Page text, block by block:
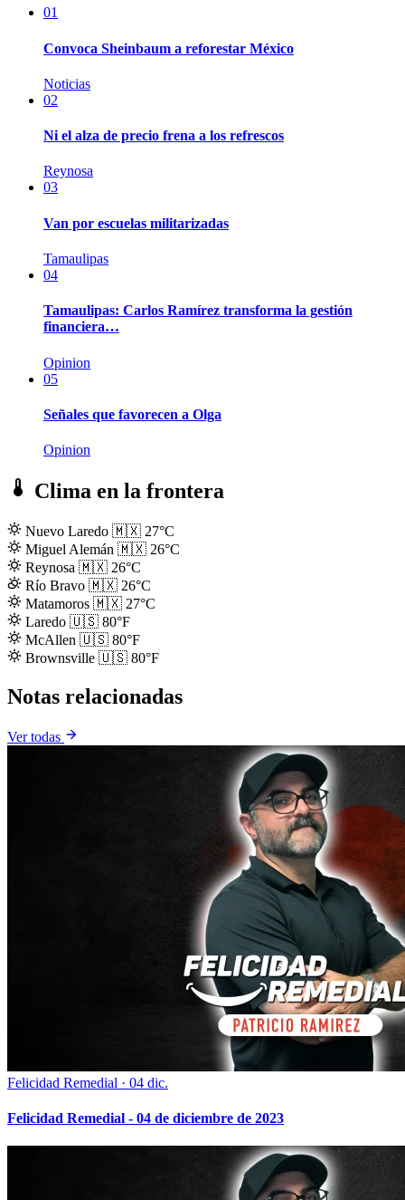
01
Convoca Sheinbaum a reforestar México
Noticias
02
Ni el alza de precio frena a los refrescos
Reynosa
03
Van por escuelas militarizadas
Tamaulipas
04
Tamaulipas: Carlos Ramírez transforma la gestión
financiera…
Opinion
05
Señales que favorecen a Olga
Opinion
Clima en la frontera
Nuevo Laredo 🇲🇽 27°C
Miguel Alemán 🇲🇽 26°C
Reynosa 🇲🇽 26°C
Río Bravo 🇲🇽 26°C
Matamoros 🇲🇽 27°C
Laredo 🇺🇸 80°F
McAllen 🇺🇸 80°F
Brownsville 🇺🇸 80°F
Notas relacionadas
Ver todas
Felicidad Remedial · 04 dic.
Felicidad Remedial - 04 de diciembre de 2023